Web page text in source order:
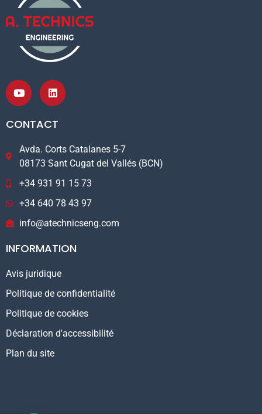
CONTACT
Avda. Corts Catalanes 5-7
08173 Sant Cugat del Vallés (BCN)
+34 931 91 15 73
+34 640 78 43 97
info@atechnicseng.com
INFORMATION
Avis juridique
Politique de confidentialité
Politique de cookies
Déclaration d'accessibilité
Plan du site